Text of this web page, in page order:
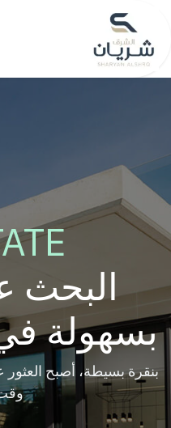
®
البحث
بسهولة
بنقرة بسيطة، أصبح